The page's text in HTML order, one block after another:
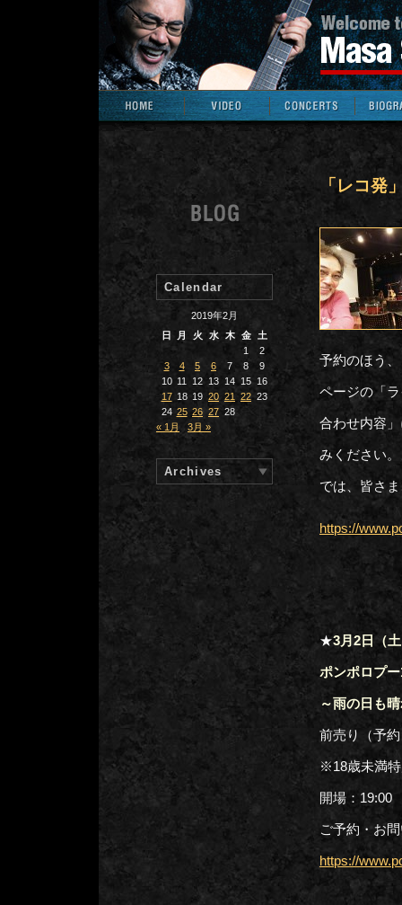
「レコ発
予約のほう
ページの「
合わせ内容
みください
では、皆さ
https://
★3月2日（
ポンポロプ
～雨の日も
前売り（予
※18歳未満
開場：19:00
ご予約・お
https://
Calendar
2019年2月
日
月 火 水 木 金
土
1
2
3
4 5 6 7 8
9
10 11 12 13 14 15 16
17 18 19 20 21 22 23
24 25 26 27 28
« 1月
3月 »
Archives